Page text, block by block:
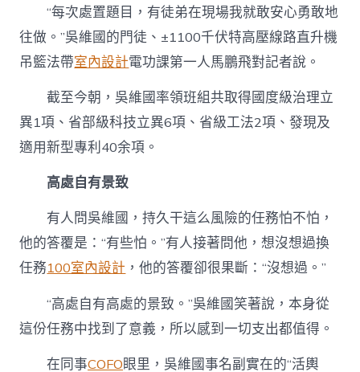
“每次處置題目，有徒弟在現場我就敢安心勇敢地
往做。”吳維國的門徒、±1100千伏特高壓線路直升機
吊籃法帶室內設計電功課第一人馬鵬飛對記者說。
截至今朝，吳維國率領班組共取得國度級治理立
異1項、省部級科技立異6項、省級工法2項、發現及
適用新型專利40余項。
高處自有景致
有人問吳維國，持久干這么風險的任務怕不怕，
他的答覆是：“有些怕。”有人接著問他，想沒想過換
任務100室內設計 ，他的答覆卻很果斷：“沒想過。”
“高處自有高處的景致。”吳維國笑著說，本身從
這份任務中找到了意義，所以感到一切支出都值得。
在同事COFO眼里，吳維國事名副實在的“活輿